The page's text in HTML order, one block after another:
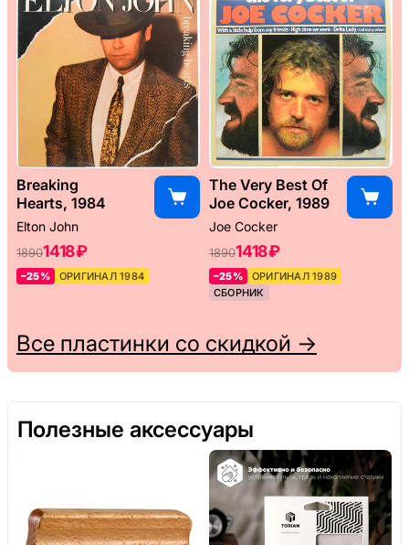
Breaking
Hearts, 1984
Elton John
18901418 ₽
–25% ОРИГИНАЛ 1984
The Very Best Of
Joe Cocker, 1989
Joe Cocker
18901418 ₽
–25%
ОРИГИНАЛ 1989
СБОРНИК
Все пластинки со скидкой →
Полезные аксессуары